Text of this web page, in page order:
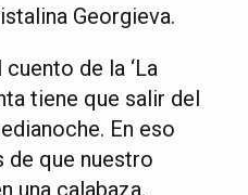
Georgieva.
de la ‘La
tiene que salir del
En eso
de que nuestro
una calabaza,